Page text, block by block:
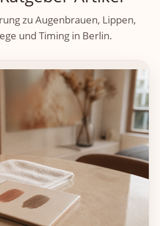
zu Augenbrauen, Lippen,
und Timing in Berlin.